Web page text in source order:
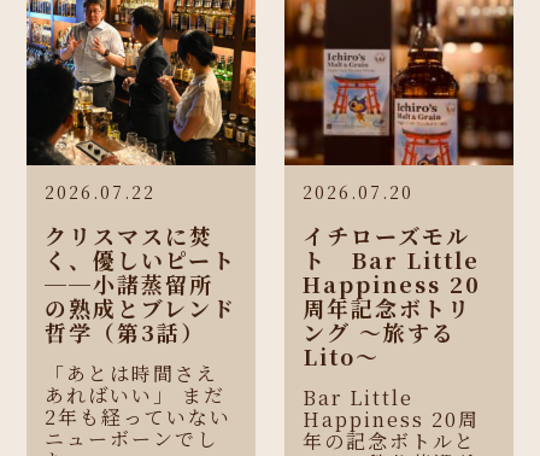
2026.07.22
クリスマスに焚
く、優しいピート
──小諸蒸留所
の熟成とブレンド
哲学（第3話）
「あとは時間さえ
あればいい」 まだ
2年も経っていない
ニューボーンでし
2026.07.20
イチローズモル
ト Bar Little
Happiness 20
周年記念ボトリ
ング 〜旅する
Lito〜
Bar Little
Happiness 20周
年の記念ボトルと